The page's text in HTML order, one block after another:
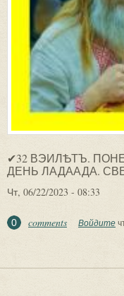
✔32 ВЭИЛѢТЪ.
ДЕНЬ ЛАДААДА.
Чт, 06/22/2023 - 08:33
0 comments Войдите